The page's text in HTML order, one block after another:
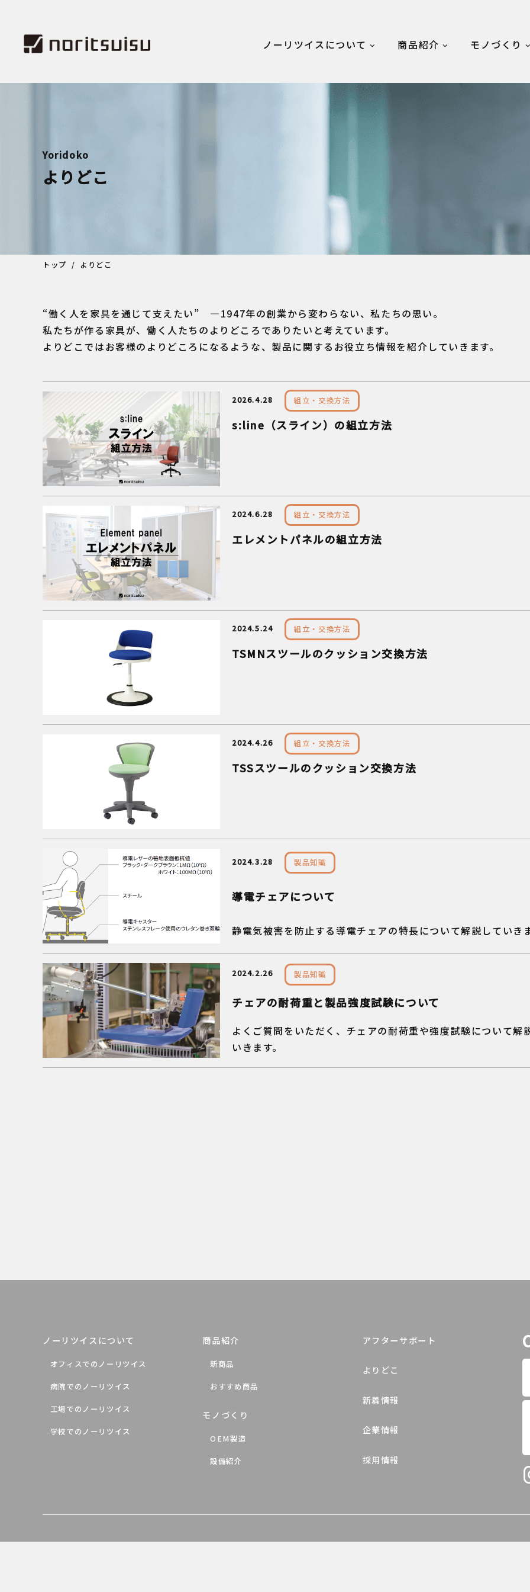
ノーリツイスについて 商品紹介 モノづくり
Yoridoko
よりどこ
トップ よりどこ
“働く人を家具を通じて支えたい” ―1947年の創業から変わらない、私たちの思い。
私たちが作る家具が、働く人たちのよりどころでありたいと考えています。
よりどこではお客様のよりどころになるような、製品に関するお役立ち情報を紹介していきます。
2026.4.28 組立・交換方法
s:line（スライン）の組立方法
2024.6.28 組立・交換方法
エレメントパネルの組立方法
2024.5.24 組立・交換方法
TSMNスツールのクッション交換方法
2024.4.26 組立・交換方法
TSSスツールのクッション交換方法
2024.3.28 製品知識
導電チェアについて
静電気被害を防止する導電チェアの特長について解説していきま
2024.2.26 製品知識
チェアの耐荷重と製品強度試験について
よくご質問をいただく、チェアの耐荷重や強度試験について解
いきます。
ノーリツイスについて
オフィスでのノーリツイス
病院でのノーリツイス
工場でのノーリツイス
学校でのノーリツイス
商品紹介
新商品
おすすめ商品
モノづくり
OEM製造
設備紹介
アフターサポート
よりどこ
新着情報
企業情報
採用情報